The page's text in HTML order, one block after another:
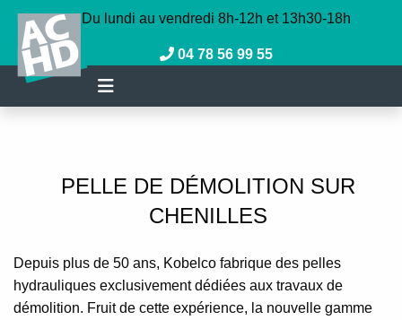
Du lundi au vendredi 8h-12h et 13h30-18h
04 78 56 99 55
PELLE DE DÉMOLITION SUR
CHENILLES
Depuis plus de 50 ans, Kobelco fabrique des pelles
hydrauliques exclusivement dédiées aux travaux de
démolition. Fruit de cette expérience, la nouvelle gamme